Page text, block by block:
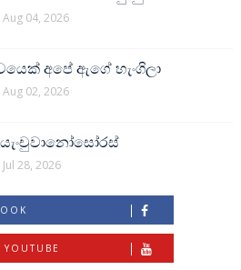
Aug 04, 2026
අපේ ඇගේ හැංගිලා
Aug 02, 2026
Jul 28, 2026